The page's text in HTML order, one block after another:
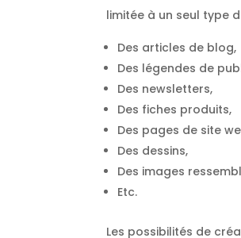
limitée à un seul type
Des articles de blog,
Des légendes de
Des newsletters,
Des fiches produits,
Des pages de site
Des dessins,
Des images
Etc.
Les possibilités de